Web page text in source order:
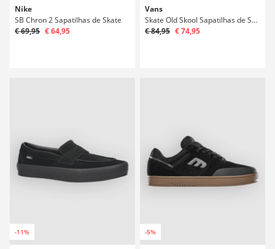
Nike
SB Chron 2 Sapatilhas de Skate
€ 69,95 € 64,95
Vans
Skate Old Skool Sapatilhas de Skate
€ 84,95 € 74,95
-11% -5%